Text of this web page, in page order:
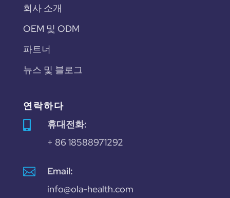
회사 소개
OEM 및 ODM
파트너
뉴스 및 블로그
연락하다
휴대전화:
+ 86 18588971292

Email:
info@ola-health.com